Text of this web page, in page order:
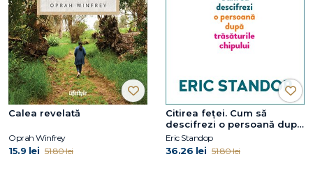
Calea revelată
Oprah Winfrey
15.9 lei 51.80 lei
Citirea feței. Cum să
descifrezi o persoană după
trăsăturile chipului
Eric Standop
36.26 lei 51.80 lei